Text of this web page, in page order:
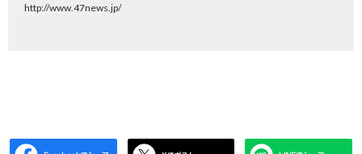
http://www.47news.jp/